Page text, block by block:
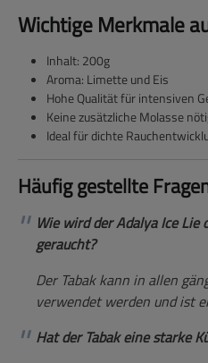
Wichtige Merkmale
Inhalt: 200g
Aroma: Limette und Eis
Hohe Qualität für intensiven
Keine zusätzliche Molasse
Ideal für dichte
Häufig gestellte
Wie wird der Adalya Ice Lie
geraucht?
Der Tabak kann in allen
verwendet werden und ist
Hat der Tabak eine starke